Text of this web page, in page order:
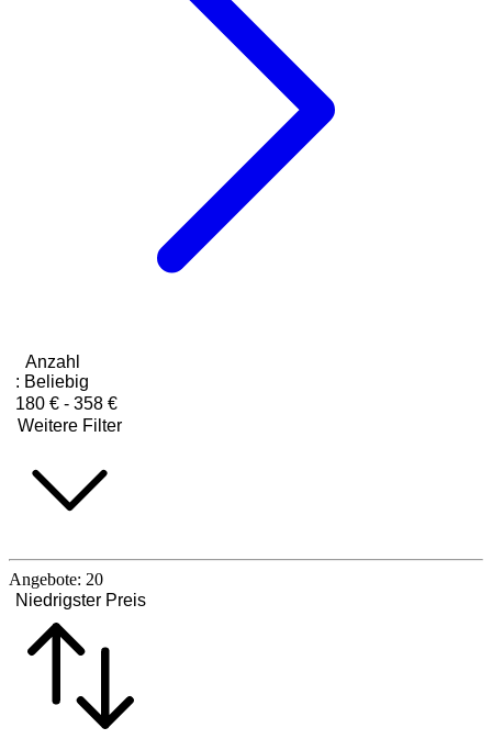
Anzahl
: Beliebig
180 € - 358 €
Weitere Filter
Angebote: 20
Niedrigster Preis